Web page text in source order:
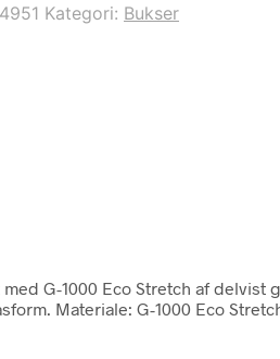
Kategori: Bukser
G-1000 Eco Stretch af
Materiale: G-1000 Eco